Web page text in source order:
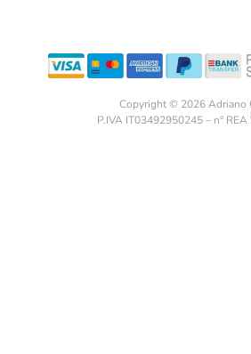
Copyright © 2026 Adriano
P.IVA IT03492950245 – n°